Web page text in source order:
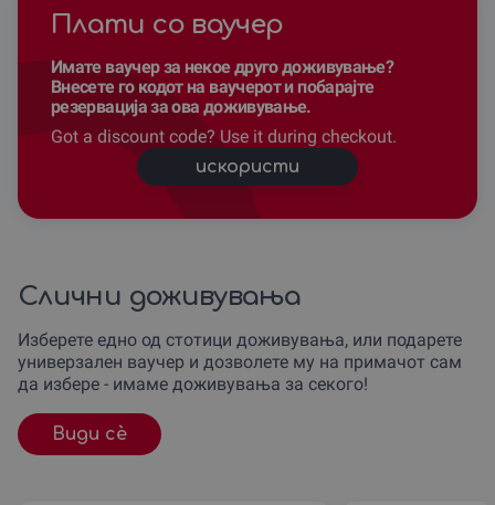
Плати со ваучер
Имате ваучер за некое друго доживување?
Внесете го кодот на ваучерот и побарајте
резервација за ова доживување.
Got a discount code? Use it during checkout.
искористи
Слични доживувања
Изберете едно од стотици доживувања, или подарете
универзален ваучер и дозволете му на примачот сам
да избере - имаме доживувања за секого!
Види сè